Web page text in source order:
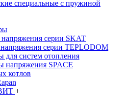
специальные с пружиной
серии SKAT
серии TEPLODOM
для систем отопления
напряжения SPACE
котлов
+